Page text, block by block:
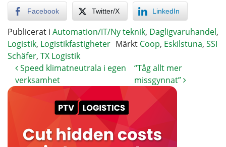
Facebook Twitter/X LinkedIn
Publicerat i Automation/IT/Ny teknik, Dagligvaruhandel,
Logistik, Logistikfastigheter Märkt Coop, Eskilstuna, SSI
Schäfer, TX Logistik
Speed klimatneutrala i egen
verksamhet
“Tåg allt mer
missgynnat”